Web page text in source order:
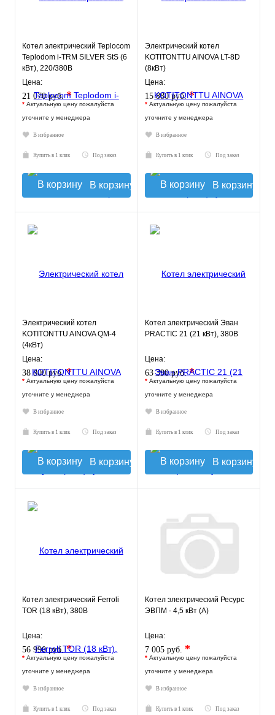
Котел электрический Teplocom
Teplodom i-TRM SILVER StS (6
кВт), 220/380В
Цена:
21 070 руб.*
* Актуальную цену пожалуйста
уточните у менеджера
В избранное
Купить в 1 клик Под заказ
В корзину
Электрический котел
KOTITONTTU AINOVA LT-8D
(8кВт)
Цена:
15 880 руб.*
* Актуальную цену пожалуйста
уточните у менеджера
В избранное
Купить в 1 клик Под заказ
В корзину
Электрический котел
KOTITONTTU AINOVA QM-4
(4кВт)
Цена:
38 800 руб.*
* Актуальную цену пожалуйста
уточните у менеджера
В избранное
Купить в 1 клик Под заказ
В корзину
Котел электрический Эван
PRACTIC 21 (21 кВт), 380В
Цена:
63 390 руб.*
* Актуальную цену пожалуйста
уточните у менеджера
В избранное
Купить в 1 клик Под заказ
В корзину
Котел электрический Ferroli
TOR (18 кВт), 380В
Цена:
56 990 руб.*
* Актуальную цену пожалуйста
уточните у менеджера
В избранное
Купить в 1 клик Под заказ
Котел электрический Ресурс
ЭВПМ - 4,5 кВт (А)
Цена:
7 005 руб. *
* Актуальную цену пожалуйста
уточните у менеджера
В избранное
Купить в 1 клик Под заказ